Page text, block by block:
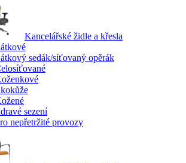
Kancelářské židle a křesla
sedák/síťovaný opěrák
sezení
nepřetržité provozy